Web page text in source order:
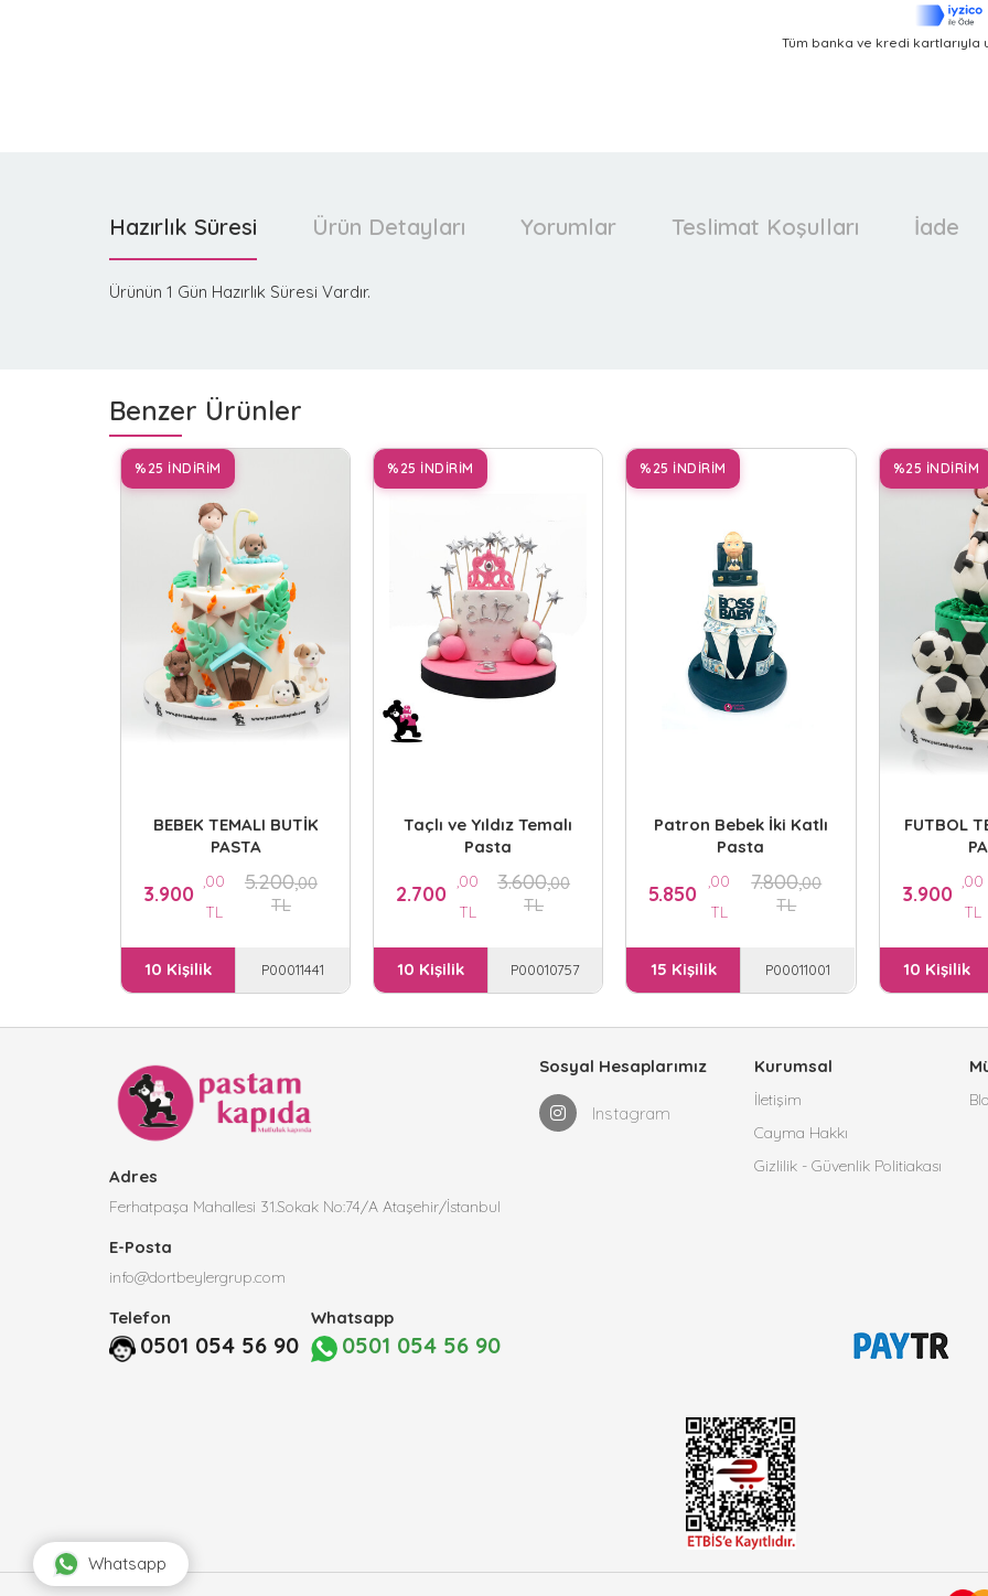
Tüm banka ve kredi kartlarıyla
Hazırlık Süresi Ürün Detayları Yorumlar Teslimat Koşulları İade
Ürünün 1 Gün Hazırlık Süresi Vardır.
Benzer Ürünler
%25 İNDİRİM
BEBEK TEMALI BUTİK
PASTA
3.900 ,00
TL
5.200,00
TL
10 Kişilik P00011441
%25 İNDİRİM
Taçlı ve Yıldız Temalı
Pasta
2.700 ,00
TL
3.600,00
TL
10 Kişilik P00010757
%25 İNDİRİM
Patron Bebek İki Katlı
Pasta
5.850 ,00
TL
7.800,00
TL
15 Kişilik P00011001
%25 İNDİRİM
FUTBOL
3.900 ,00
TL
10 Kişilik
Adres
Ferhatpaşa Mahallesi 31.Sokak No:74/A Ataşehir/İstanbul
E-Posta
info@dortbeylergrup.com
Telefon
0501 054 56 90
Whatsapp
0501 054 56 90
Sosyal Hesaplarımız
Instagram
Kurumsal
İletişim
Cayma Hakkı
Gizlilik - Güvenlik Politiakası
Whatsapp